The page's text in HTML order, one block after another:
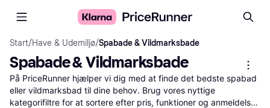
Start/Have & Udemiljø/Spabade & Vildmarksbade
Spabade & Vildmarksbade
På PriceRunner hjælper vi dig med at finde det bedste spabad
eller vildmarksbad til dine behov. Brug vores nyttige
kategorifiltre for at sortere efter pris, funktioner og anmeldelser.